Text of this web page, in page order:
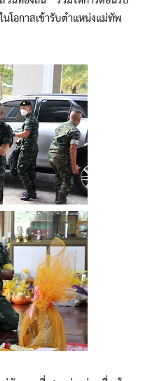
โอกาสเข้ารับตำแหน่งแม่ทัพ